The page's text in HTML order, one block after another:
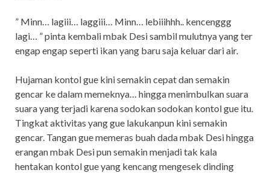
” Minn… lagiii… laggiii… Minn… lebiiihhh.. kencenggg
lagi… ” pinta kembali mbak Desi sambil mulutnya yang ter
engap engap seperti ikan yang baru saja keluar dari air.
Hujaman kontol gue kini semakin cepat dan semakin
gencar ke dalam memeknya… hingga menimbulkan suara
suara yang terjadi karena sodokan sodokan kontol gue itu.
Tingkat aktivitas yang gue lakukanpun kini semakin
gencar. Tangan gue memeras buah dada mbak Desi hingga
erangan mbak Desi pun semakin menjadi tak kala
hentakan kontol gue yang kencang mengesek dinding